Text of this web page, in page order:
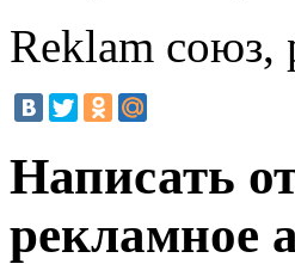
Reklam союз,
Написать
рекламное